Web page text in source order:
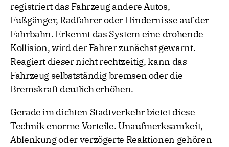
registriert das Fahrzeug andere Autos,
Fußgänger, Radfahrer oder Hindernisse auf der
Fahrbahn. Erkennt das System eine drohende
Kollision, wird der Fahrer zunächst gewarnt.
Reagiert dieser nicht rechtzeitig, kann das
Fahrzeug selbstständig bremsen oder die
Bremskraft deutlich erhöhen.
Gerade im dichten Stadtverkehr bietet diese
Technik enorme Vorteile. Unaufmerksamkeit,
Ablenkung oder verzögerte Reaktionen gehören